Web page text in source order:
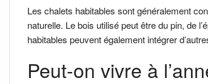
Les chalets habitables sont généralement
naturelle. Le bois utilisé peut être du pin, de
habitables peuvent également intégrer
Peut-on vivre à